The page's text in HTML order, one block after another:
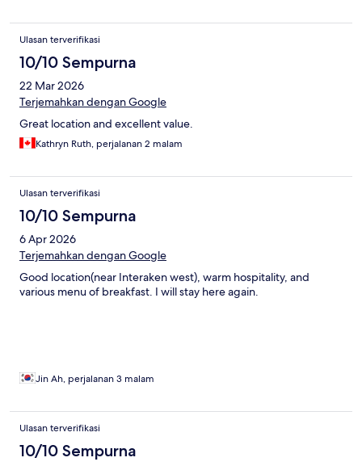
Ulasan terverifikasi
10/10 Sempurna
22 Mar 2026
Terjemahkan dengan Google
Great location and excellent value.
Kathryn Ruth, perjalanan 2 malam
Ulasan terverifikasi
10/10 Sempurna
6 Apr 2026
Terjemahkan dengan Google
Good location(near Interaken west), warm hospitality, and
various menu of breakfast. I will stay here again.
Jin Ah, perjalanan 3 malam
Ulasan terverifikasi
10/10 Sempurna